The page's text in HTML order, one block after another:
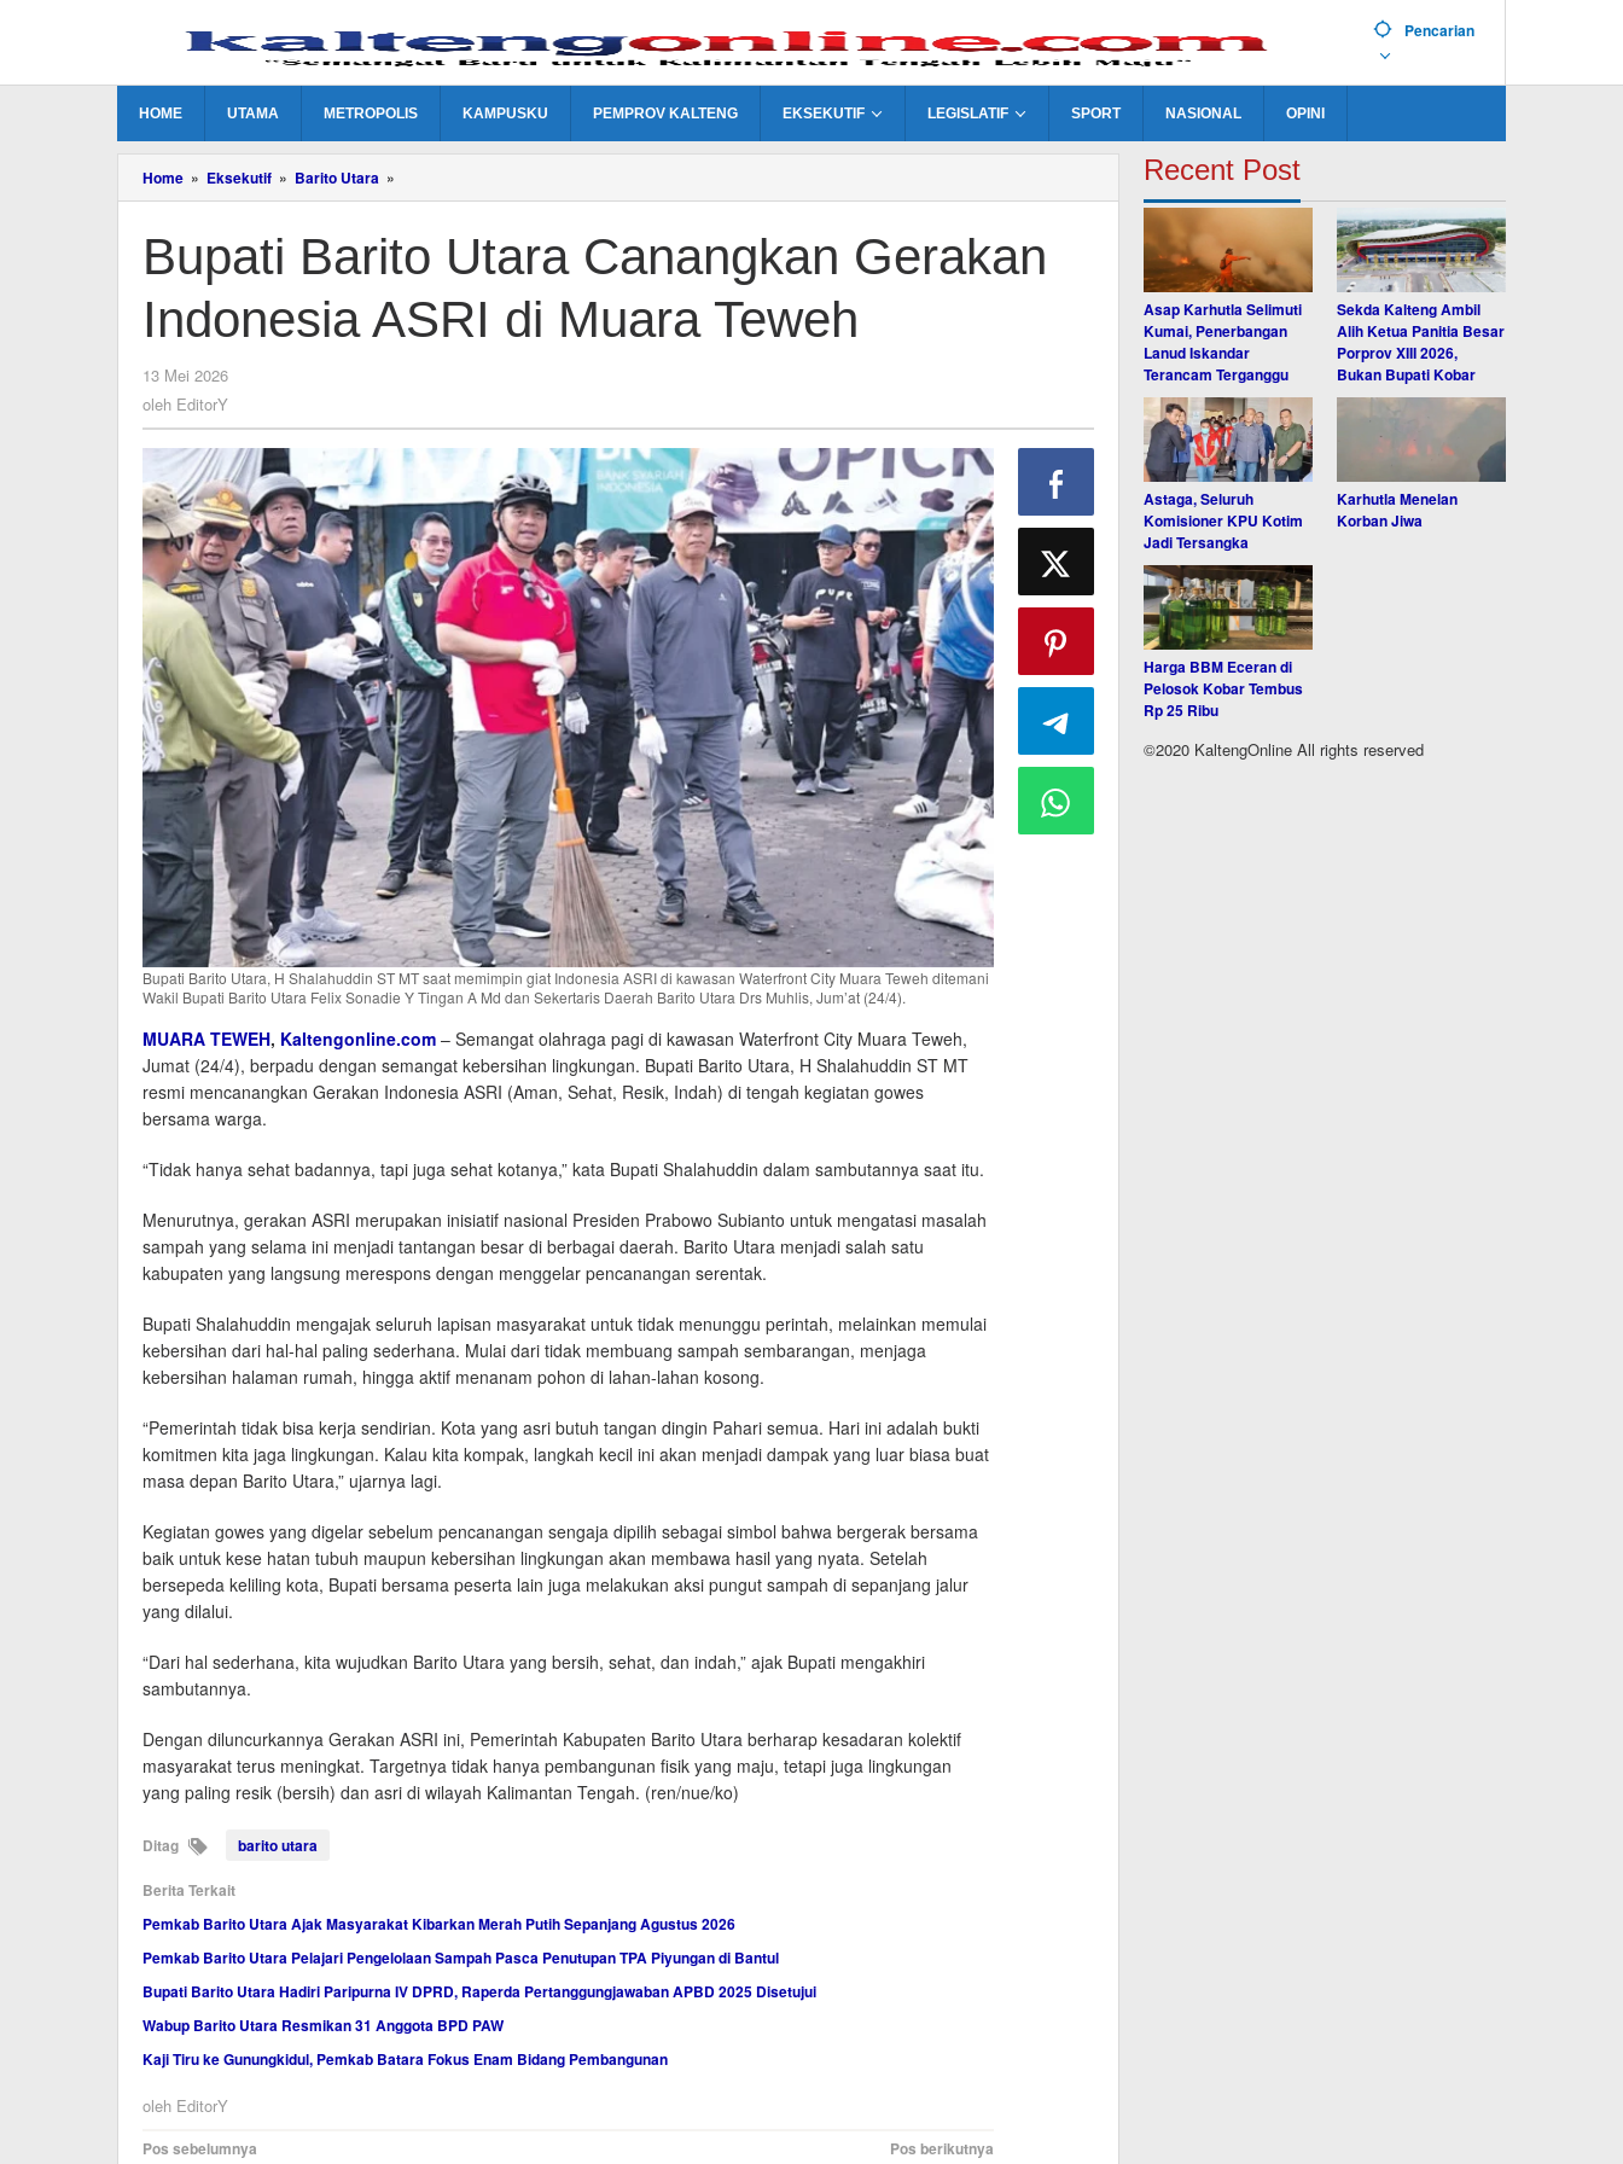
Pencarian
HOME UTAMA METROPOLIS KAMPUSKU PEMPROV KALTENG EKSEKUTIF LEGISLATIF SPORT NASIONAL OPINI
Home » Eksekutif » Barito Utara »
Barito
Canangkan
Gerakan
ASRI
di
Bupati Barito Utara Canangkan Gerakan
Indonesia ASRI di Muara Teweh
13 Mei 2026
oleh EditorY
Bupati Barito Utara, H Shalahuddin ST MT saat memimpin giat Indonesia ASRI di kawasan Waterfront City Muara Teweh ditemani
Wakil Bupati Barito Utara Felix Sonadie Y Tingan A Md dan Sekertaris Daerah Barito Utara Drs Muhlis, Jum’at (24/4).
MUARA TEWEH, Kaltengonline.com – Semangat olahraga pagi di kawasan Waterfront City Muara Teweh,
Jumat (24/4), berpadu dengan semangat kebersihan lingkungan. Bupati Barito Utara, H Shalahuddin ST MT
resmi mencanangkan Gerakan Indonesia ASRI (Aman, Sehat, Resik, Indah) di tengah kegiatan gowes
bersama warga.
“Tidak hanya sehat badannya, tapi juga sehat kotanya,” kata Bupati Shalahuddin dalam sambutannya saat itu.
Menurutnya, gerakan ASRI merupakan inisiatif nasional Presiden Prabowo Subianto untuk mengatasi masalah
sampah yang selama ini menjadi tantangan besar di berbagai daerah. Barito Utara menjadi salah satu
kabupaten yang langsung merespons dengan menggelar pencanangan serentak.
Bupati Shalahuddin mengajak seluruh lapisan masyarakat untuk tidak menunggu perintah, melainkan memulai
kebersihan dari hal-hal paling sederhana. Mulai dari tidak membuang sampah sembarangan, menjaga
kebersihan halaman rumah, hingga aktif menanam pohon di lahan-lahan kosong.
“Pemerintah tidak bisa kerja sendirian. Kota yang asri butuh tangan dingin Pahari semua. Hari ini adalah bukti
komitmen kita jaga lingkungan. Kalau kita kompak, langkah kecil ini akan menjadi dampak yang luar biasa buat
masa depan Barito Utara,” ujarnya lagi.
Kegiatan gowes yang digelar sebelum pencanangan sengaja dipilih sebagai simbol bahwa bergerak bersama
baik untuk kese hatan tubuh maupun kebersihan lingkungan akan membawa hasil yang nyata. Setelah
bersepeda keliling kota, Bupati bersama peserta lain juga melakukan aksi pungut sampah di sepanjang jalur
yang dilalui.
“Dari hal sederhana, kita wujudkan Barito Utara yang bersih, sehat, dan indah,” ajak Bupati mengakhiri
sambutannya.
Dengan diluncurkannya Gerakan ASRI ini, Pemerintah Kabupaten Barito Utara berharap kesadaran kolektif
masyarakat terus meningkat. Targetnya tidak hanya pembangunan fisik yang maju, tetapi juga lingkungan
yang paling resik (bersih) dan asri di wilayah Kalimantan Tengah. (ren/nue/ko)
Ditag barito utara
Berita Terkait
Pemkab Barito Utara Ajak Masyarakat Kibarkan Merah Putih Sepanjang Agustus 2026
Pemkab Barito Utara Pelajari Pengelolaan Sampah Pasca Penutupan TPA Piyungan di Bantul
Bupati Barito Utara Hadiri Paripurna IV DPRD, Raperda Pertanggungjawaban APBD 2025 Disetujui
Wabup Barito Utara Resmikan 31 Anggota BPD PAW
Kaji Tiru ke Gunungkidul, Pemkab Batara Fokus Enam Bidang Pembangunan
oleh EditorY
Navigasi
Pos sebelumnya
Pos berikutnya
Recent Post
Asap Karhutla Selimuti
Kumai, Penerbangan
Lanud Iskandar
Terancam Terganggu
Sekda Kalteng Ambil
Alih Ketua Panitia Besar
Porprov XIII 2026,
Bukan Bupati Kobar
Astaga, Seluruh
Komisioner KPU Kotim
Jadi Tersangka
Karhutla Menelan
Korban Jiwa
Harga BBM Eceran di
Pelosok Kobar Tembus
Rp 25 Ribu
©2020 KaltengOnline All rights reserved